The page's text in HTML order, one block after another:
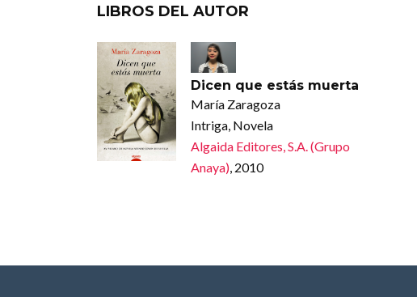
LIBROS DEL AUTOR
Dicen que estás muerta
María Zaragoza
Intriga, Novela
Algaida Editores, S.A. (Grupo
Anaya), 2010